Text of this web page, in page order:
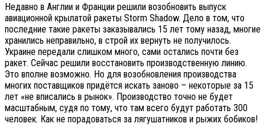
Недавно в Англии и Франции решили возобновить выпуск
авиационной крылатой ракеты Storm Shadow. Дело в том, что
последние такие ракеты заказывались 15 лет тому назад, многие
хранились неправильно, в строй их вернуть не получилось.
Украине передали слишком много, сами остались почти без
ракет. Сейчас решили восстановить производственную линию.
Это вполне возможно. Но для возобновления производства
многих поставщиков придётся искать заново – некоторые за 15
лет «не вписались в рынок». Производство точно не будет
масштабным, судя по тому, что там всего будут работать 300
человек. Как не порадоваться за лягушатников и рыжих бобиков!